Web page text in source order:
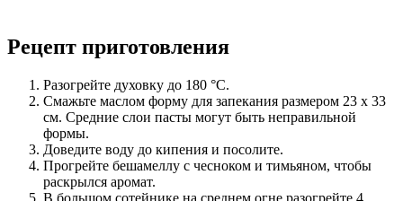
Рецепт приготовления
Разогрейте духовку до 180 °С.
Смажьте маслом форму для запекания размером 23 х 33
см. Средние слои пасты могут быть неправильной
формы.
Доведите воду до кипения и посолите.
Прогрейте бешамеллу с чесноком и тимьяном, чтобы
раскрылся аромат.
В большом сотейнике на среднем огне разогрейте 4